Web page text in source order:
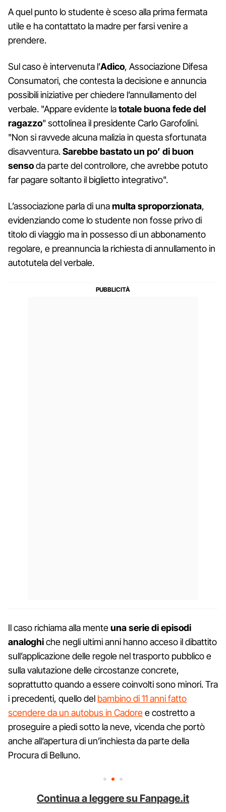
A quel punto lo studente è sceso alla prima fermata
utile e ha contattato la madre per farsi venire a
prendere.
Sul caso è intervenuta l’Adico, Associazione Difesa
Consumatori, che contesta la decisione e annuncia
possibili iniziative per chiedere l’annullamento del
verbale. "Appare evidente latotale buona fede del
ragazzo" sottolinea il presidente Carlo Garofolini.
"Non si ravvede alcuna malizia in questa sfortunata
disavventura.Sarebbe bastato un po’ di buon
sensoda parte del controllore, che avrebbe potuto
far pagare soltanto il biglietto integrativo".
L’associazione parla di unamulta sproporzionata,
evidenziando come lo studente non fosse privo di
titolo di viaggio ma in possesso di un abbonamento
regolare, e preannuncia la richiesta di annullamento in
autotutela del verbale.
Il caso richiama alla menteuna serie di episodi
analoghiche negli ultimi anni hanno acceso il dibattito
sull’applicazione delle regole nel trasporto pubblico e
sulla valutazione delle circostanze concrete,
soprattutto quando a essere coinvolti sono minori. Tra
i precedenti, quello del bambino di 11 anni fatto
scendere da un autobus in Cadoree costretto a
proseguire a piedi sotto la neve, vicenda che portò
anche all’apertura di un’inchiesta da parte della
Procura di Belluno.
Continua a leggere su Fanpage.it